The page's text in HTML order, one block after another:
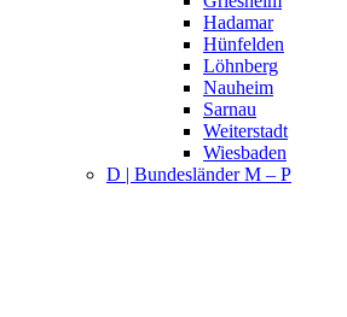
Hadamar
Hünfelden
Löhnberg
Nauheim
Sarnau
Weiterstadt
Wiesbaden
D | Bundesländer M – P